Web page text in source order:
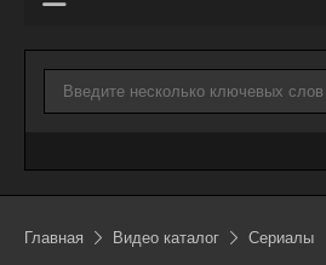
Главная Видео каталог Сериалы